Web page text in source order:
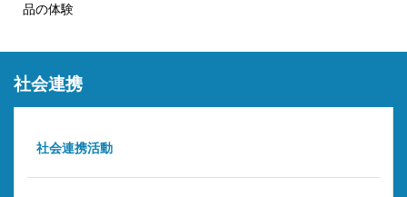
品の体験
社会連携
社会連携活動